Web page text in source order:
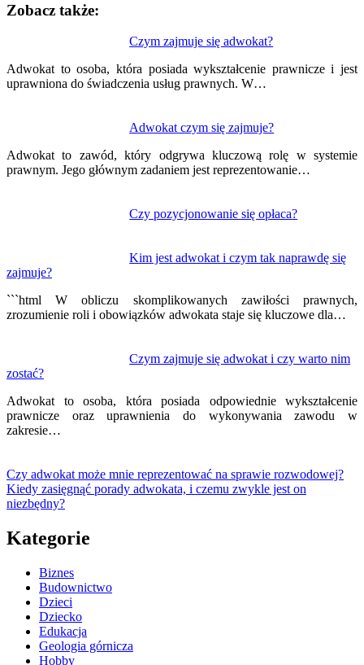
Zobacz także:
Czym zajmuje się adwokat?
Adwokat to osoba, która posiada wykształcenie prawnicze i jest
uprawniona do świadczenia usług prawnych. W…
Adwokat czym się zajmuje?
Adwokat to zawód, który odgrywa kluczową rolę w systemie
prawnym. Jego głównym zadaniem jest reprezentowanie…
Czy pozycjonowanie się opłaca?
Kim jest adwokat i czym tak naprawdę się
zajmuje?
```html W obliczu skomplikowanych zawiłości prawnych,
zrozumienie roli i obowiązków adwokata staje się kluczowe dla…
Czym zajmuje się adwokat i czy warto nim
zostać?
Adwokat to osoba, która posiada odpowiednie wykształcenie
prawnicze oraz uprawnienia do wykonywania zawodu w
zakresie…
wpisu
Czy adwokat może mnie reprezentować na sprawie rozwodowej?
Kiedy zasięgnąć porady adwokata, i czemu zwykle jest on
niezbędny?
Kategorie
Biznes
Budownictwo
Dzieci
Dziecko
Edukacja
Geologia górnicza
Hobby